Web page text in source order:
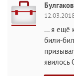
Булгаков
... я ещё
били-
явилось